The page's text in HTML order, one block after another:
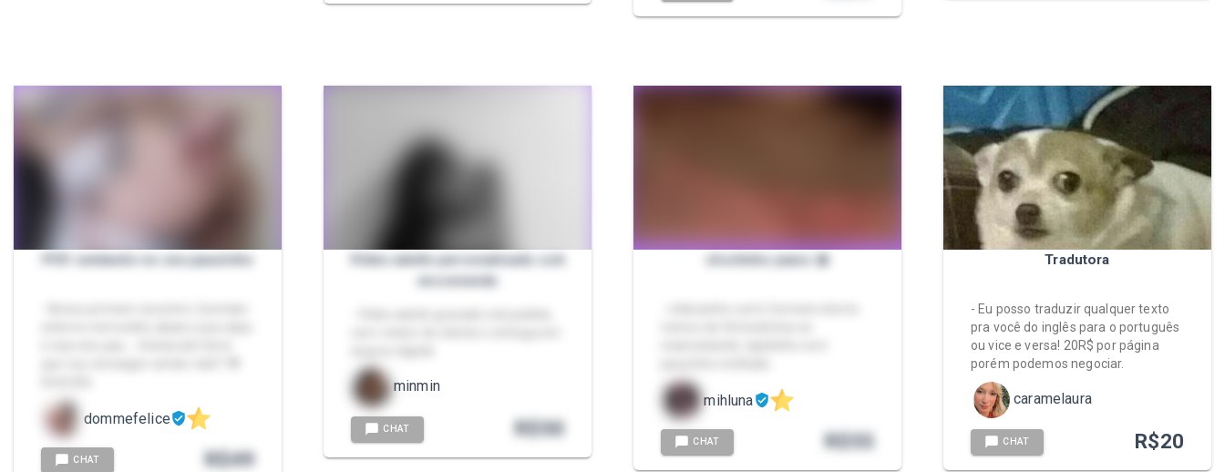
POV sentando no seu pauzinho
dommefelice
CHAT R$49
Vídeo adulto personalizado sob
encomenda
minmin
CHAT R$50
shortinho jeans 🎀
mihluna
CHAT R$55
Tradutora
- Eu posso traduzir qualquer texto
pra você do inglês para o português
ou vice e versa! 20R$ por página
porém podemos negociar.
caramelaura
CHAT R$20